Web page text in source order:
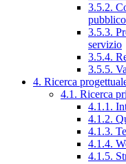
3.5.2.
pubblico
3.5.3.
servizio
3.5.4.
3.5.5.
4. Ricerca
4.1. Ricerca
4.1.1.
4.1.2.
4.1.3.
4.1.4.
4.1.5.